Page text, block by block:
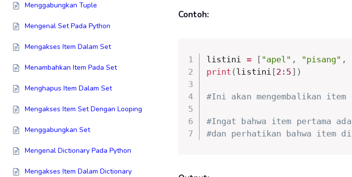
Menggabungkan Tuple
Mengenal Set Pada Python
Mengakses Item Dalam Set
Menambahkan Item Pada Set
Menghapus Item Dalam Set
Mengakses Item Set Dengan Looping
Menggabungkan Set
Mengenal Dictionary Pada Python
Mengakses Item Dalam Dictionary
Contoh:
listini = [ "apel" , "pisang" ,
print ( listini [2 : 5 ] )
#Ini akan mengembalikan
#Ingat bahwa item pertama
#dan perhatikan bahwa item